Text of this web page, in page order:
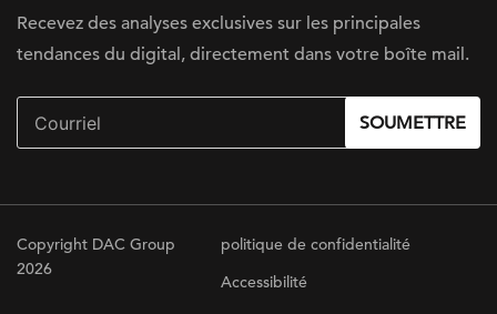
Recevez des analyses exclusives sur les principales
tendances du digital, directement dans votre boîte mail.
SOUMETTRE
Copyright DAC Group
2026
politique de confidentialité
Accessibilité